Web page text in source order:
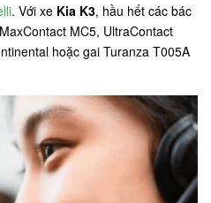
. Với xe Kia K3, hầu hết các bác
MC5, UltraContact
hoặc gai Turanza T005A